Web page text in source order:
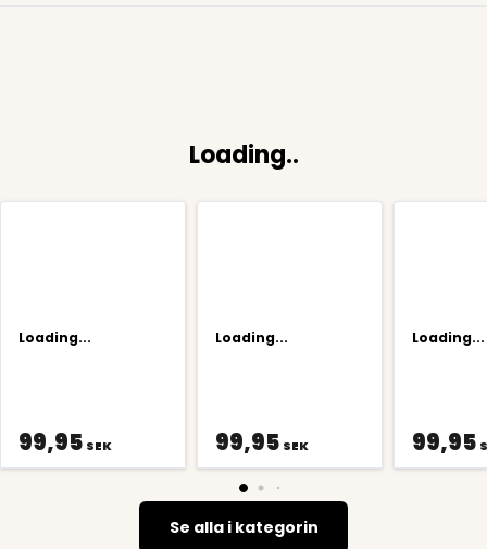
Loading..
Loading...
99,95 SEK
Loading...
99,95 SEK
Loading...
99,95
Se alla i kategorin